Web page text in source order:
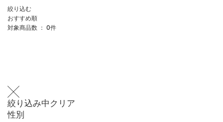
絞り込む
おすすめ順
対象商品数 ： 0件
絞り込み中クリア
性別